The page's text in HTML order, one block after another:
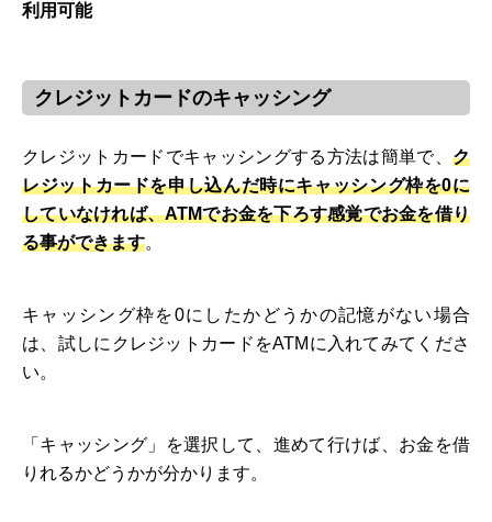
利用可能
クレジットカードのキャッシング
クレジットカードでキャッシングする方法は簡単で、 ク
レジットカードを申し込んだ時にキャッシング枠を0に
していなければ、ATMでお金を下ろす感覚でお金を借り
る事ができます。
キャッシング枠を0にしたかどうかの記憶がない場合
は、試しにクレジットカードをATMに入れてみてくださ
い。
「キャッシング」を選択して、進めて行けば、お金を借
りれるかどうかが分かります。